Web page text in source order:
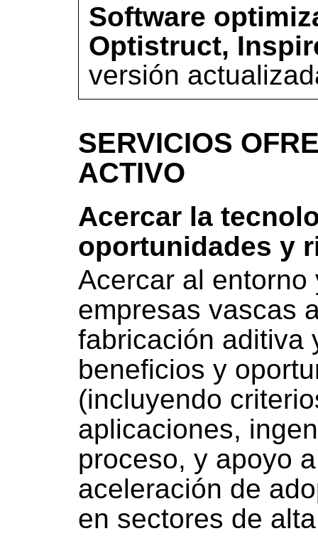
Software
Optistruct,
versión
SERVICIOS
ACTIVO
Acercar la
oportunidades y
Acercar al
empresas vascas
fabricación aditiva
beneficios y
(incluyendo
aplicaciones,
proceso, y apoyo
aceleración de
en sectores de